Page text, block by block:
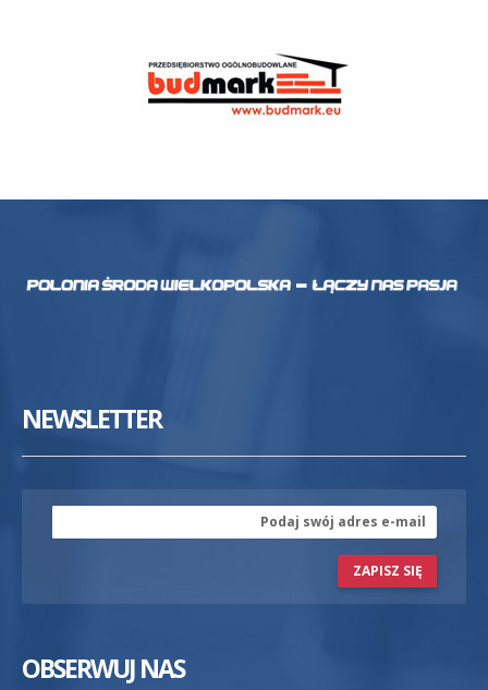
NEWSLETTER
ZAPISZ SIĘ
OBSERWUJ NAS